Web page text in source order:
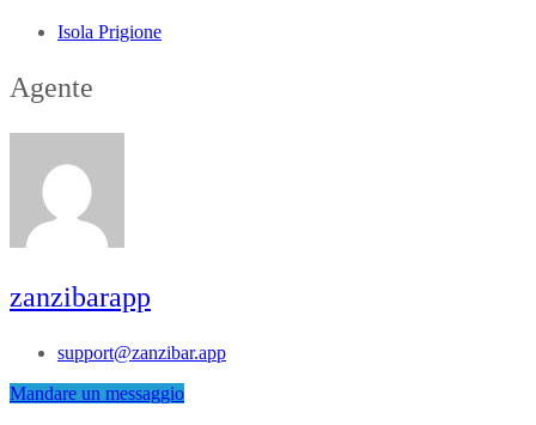
Isola Prigione
Agente
zanzibarapp
support@zanzibar.app
Mandare un messaggio